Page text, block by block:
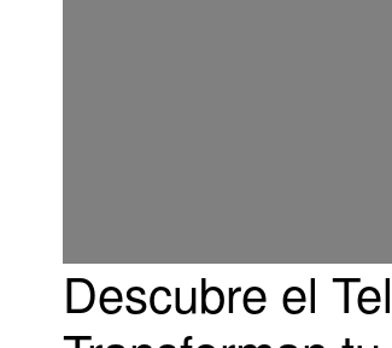
Descubre el